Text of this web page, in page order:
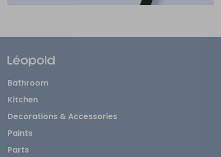
Bathroom
Kitchen
Decorations & Accessories
Paints
Parts